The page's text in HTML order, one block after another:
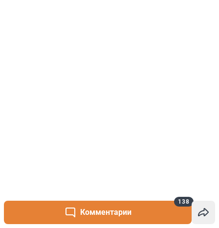
Комментарии
138